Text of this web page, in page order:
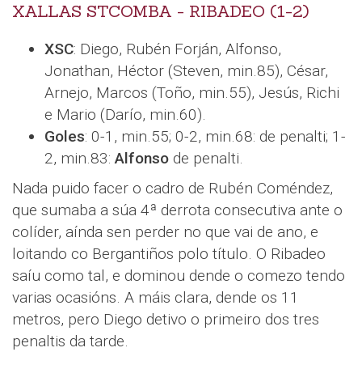
XALLAS STCOMBA - RIBADEO (1-2)
XSC: Diego, Rubén Forján, Alfonso,
Jonathan, Héctor (Steven, min.85), César,
Arnejo, Marcos (Toño, min.55), Jesús, Richi
e Mario (Darío, min.60).
Goles: 0-1, min.55; 0-2, min.68: de penalti; 1-
2, min.83:Alfonso de penalti.
Nada puido facer o cadro de Rubén Coméndez,
que sumaba a súa 4ª derrota consecutiva ante o
colíder, aínda sen perder no que vai de ano, e
loitando co Bergantiños polo título. O Ribadeo
saíu como tal, e dominou dende o comezo tendo
varias ocasións. A máis clara, dende os 11
metros, pero Diego detivo o primeiro dos tres
penaltis da tarde.